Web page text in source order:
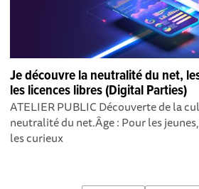
Je découvre la neutralité du net,
les licences libres (Digital Parties)
ATELIER PUBLIC Découverte de la
neutralité du net.Âge : Pour les
les curieux